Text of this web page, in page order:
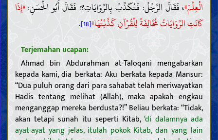
الْعِلْمَ»، فَقَالَ الرَّجُلُ: فَتُكَذِّبُ بِالرِّوَايَاتِ؟! فَقَالَ أَبُو الْحَسَنِ: «إِذَا
كَانَتِ الرِّوَايَاتُ مُخَالِفَةً لِلْقُرْآنِ كَذَّبْتُهَا»[18]
.
Terjemahan ucapan:
Ahmad bin Abdurahman at-Taloqani mengabarkan
kepada kami, dia berkata: Aku berkata kepada Mansur:
“Dua puluh orang dari para sahabat telah meriwayatkan
Hadis tentang melihat (Allah), maka apakah engkau
menganggap mereka berdusta?!” Beliau berkata: “Tidak,
akan tetapi sunah itu seperti Kitab, ‘di dalamnya ada
ayat-ayat yang jelas, itulah pokok Kitab, dan yang lain